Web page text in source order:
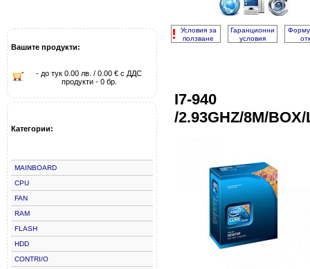
Вашите продукти:
- до тук 0.00 лв. / 0.00 € с ДДС
продукти - 0 бр.
Категории:
MAINBOARD
CPU
FAN
RAM
FLASH
HDD
CONTRI/O
!
Условия за
ползване
Гаранционни
условия
I7-940
/2.93GHZ/8M/